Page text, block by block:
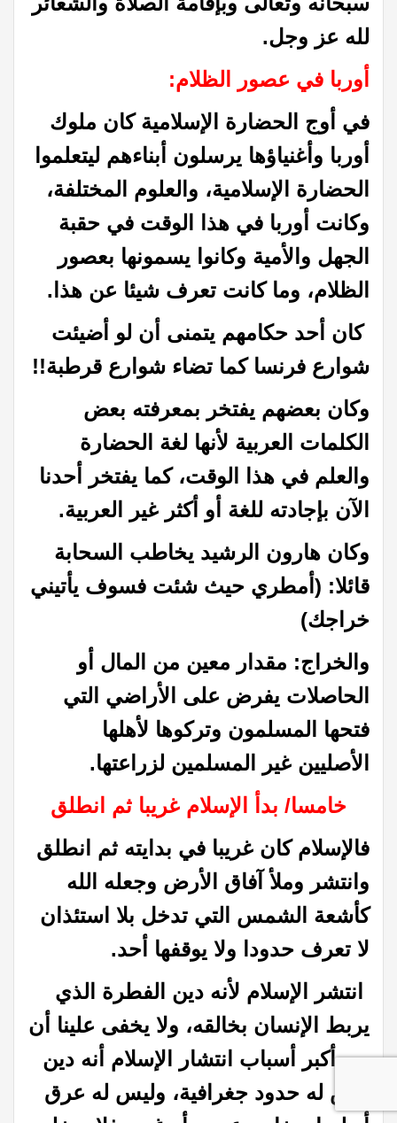
لله عز وجل.
أوربا في عصور الظلام:
في أوج الحضارة الإسلامية كان ملوك
أوربا وأغنياؤها يرسلون أبناءهم ليتعلموا
الحضارة الإسلامية، والعلوم المختلفة،
وكانت أوربا في هذا الوقت في حقبة
الجهل والأمية وكانوا يسمونها بعصور
الظلام، وما كانت تعرف شيئا عن هذا.
كان أحد حكامهم يتمنى أن لو أضيئت
شوارع فرنسا كما تضاء شوارع قرطبة!!
وكان بعضهم يفتخر بمعرفته بعض
الكلمات العربية لأنها لغة الحضارة
والعلم في هذا الوقت، كما يفتخر أحدنا
الآن بإجادته للغة أو أكثر غير العربية.
وكان هارون الرشيد يخاطب السحابة
قائلا: (أمطري حيث شئت فسوف يأتيني
خراجك)
والخراج: مقدار معين من المال أو
الحاصلات يفرض على الأراضي التي
فتحها المسلمون وتركوها لأهلها
الأصليين غير المسلمين لزراعتها.
خامسا/ بدأ الإسلام غريبا ثم انطلق
فالإسلام كان غريبا في بدايته ثم انطلق
وانتشر وملأ آفاق الأرض وجعله الله
كأشعة الشمس التي تدخل بلا استئذان
لا تعرف حدودا ولا يوقفها أحد.
انتشر الإسلام لأنه دين الفطرة الذي
يربط الإنسان بخالقه، ولا يخفى علينا أن
من أكبر أسباب انتشار الإسلام أنه دين
ليس له حدود جغرافية، وليس له عرق